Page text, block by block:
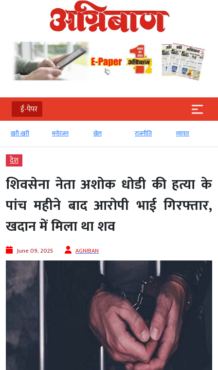
ई-पेपर
खरी-खरी मनोरंजन खेल राजनीति व्‍यापार
देश
शिवसेना नेता अशोक धोडी की हत्या के
पांच महीने बाद आरोपी भाई गिरफ्तार,
खदान में मिला था शव
June 09, 2025 AGNIBAN